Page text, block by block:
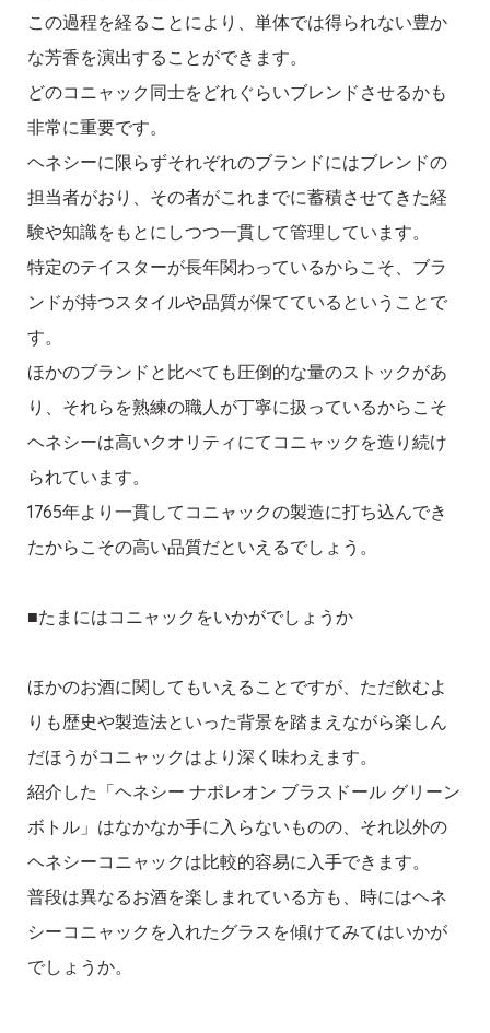
この過程を経ることにより、単体では得られない豊か
な芳香を演出することができます。
どのコニャック同士をどれぐらいブレンドさせるかも
非常に重要です。
ヘネシーに限らずそれぞれのブランドにはブレンドの
担当者がおり、その者がこれまでに蓄積させてきた経
験や知識をもとにしつつ一貫して管理しています。
特定のテイスターが長年関わっているからこそ、ブラ
ンドが持つスタイルや品質が保てているということで
す。
ほかのブランドと比べても圧倒的な量のストックがあ
り、それらを熟練の職人が丁寧に扱っているからこそ
ヘネシーは高いクオリティにてコニャックを造り続け
られています。
1765年より一貫してコニャックの製造に打ち込んでき
たからこその高い品質だといえるでしょう。
■たまにはコニャックをいかがでしょうか
ほかのお酒に関してもいえることですが、ただ飲むよ
りも歴史や製造法といった背景を踏まえながら楽しん
だほうがコニャックはより深く味わえます。
紹介した「ヘネシー ナポレオン ブラスドール グリーン
ボトル」はなかなか手に入らないものの、それ以外の
ヘネシーコニャックは比較的容易に入手できます。
普段は異なるお酒を楽しまれている方も、時にはヘネ
シーコニャックを入れたグラスを傾けてみてはいかが
でしょうか。